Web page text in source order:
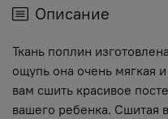
Описание
Ткань поплин
ощупь она очень мягкая
вам сшить красивое
вашего ребенка. Сшитая